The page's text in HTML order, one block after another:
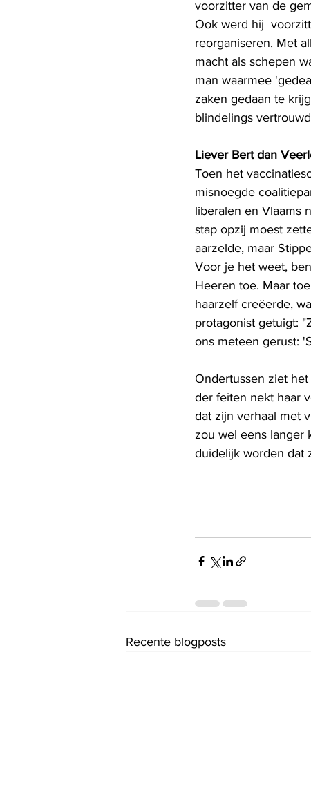
voorzitter van de
Ook werd hij
reorganiseren. Met
macht als schepen
man waarmee
zaken gedaan te
blindelings
Liever Bert dan
Toen het
misnoegde
liberalen en Vlaams
stap opzij moest
aarzelde, maar
Voor je het weet,
Heeren toe. Maar
haarzelf creëerde,
protagonist getuigt:
ons meteen gerust:
Ondertussen ziet
der feiten nekt haar
dat zijn verhaal met
zou wel eens langer
duidelijk worden dat
Recente blogposts